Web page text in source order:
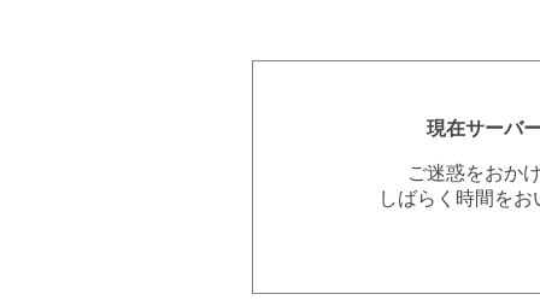
現在サーバ
ご迷惑をおか
しばらく時間を